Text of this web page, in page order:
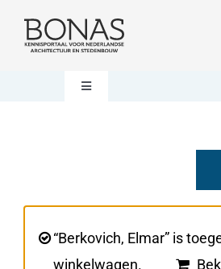
naar
Berichten
Steun BONAS
Toggle
Winkelwagen“Berkovich, Elmar” is
winkelwagen.